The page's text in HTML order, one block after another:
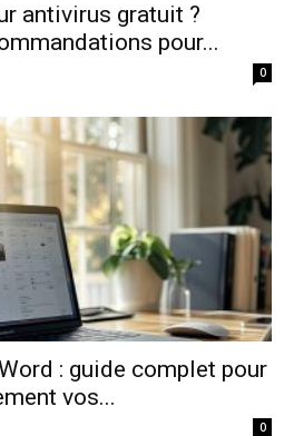
antivirus gratuit ?
pour...
0
: guide complet pour
vos...
0